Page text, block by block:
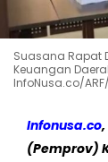
Suasana Rapat
Keuangan
InfoNusa.co/
Infonusa.co
(Pemprov)